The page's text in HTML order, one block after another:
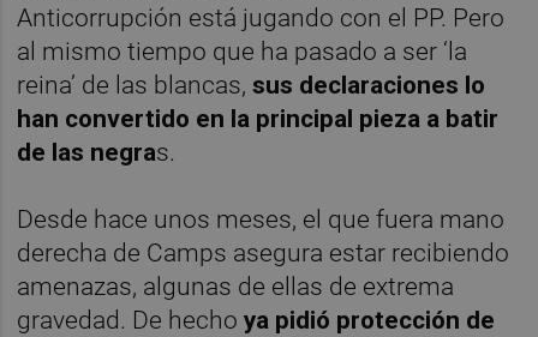
Anticorrupción está jugando con el PP. Pero
al mismo tiempo que ha pasado a ser ‘la
reina’ de las blancas,sus declaraciones lo
han convertido en la principal pieza a batir
de las negras.
Desde hace unos meses, el que fuera mano
derecha de Camps asegura estar recibiendo
amenazas, algunas de ellas de extrema
gravedad. De hecho ya pidió protección de